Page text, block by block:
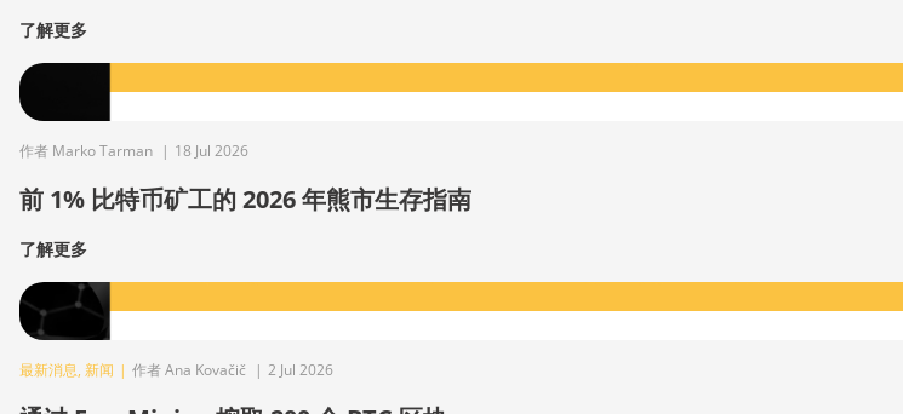
了解更多
作者 Marko Tarman | 18 Jul 2026
前 1% 比特币矿工的 2026 年熊市生存指南
了解更多
最新消息, 新闻 | 作者 Ana Kovačič | 2 Jul 2026